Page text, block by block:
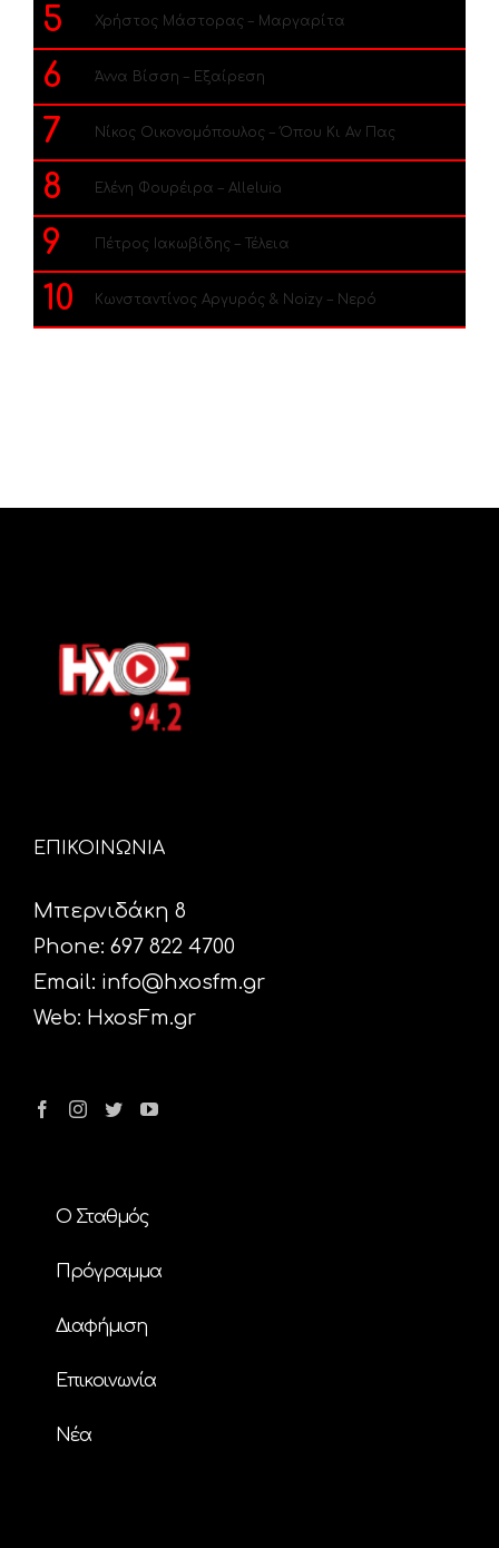
5 Χρήστος Μάστορας – Μαργαρίτα
6 Άννα Βίσση – Εξαίρεση
7 Νίκος Οικονομόπουλος – Όπου Κι Αν Πας
8 Ελένη Φουρέιρα – Alleluia
9 Πέτρος Ιακωβίδης – Τέλεια
10 Κωνσταντίνος Αργυρός & Noizy – Νερό
ΕΠΙΚΟΙΝΩΝΙΑ
Μπερνιδάκη 8
Phone: 697 822 4700
Email: info@hxosfm.gr
Web: HxosFm.gr
Ο Σταθμός
Πρόγραμμα
Διαφήμιση
Επικοινωνία
Nέα